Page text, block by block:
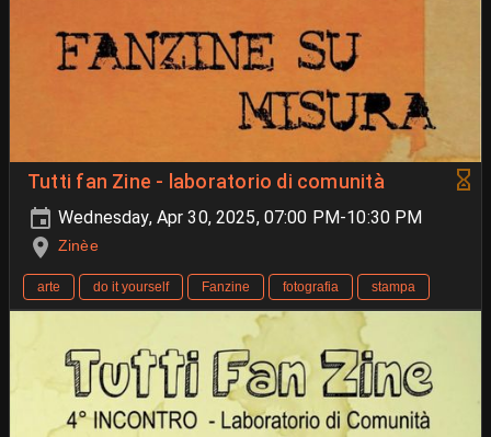
Tutti fan Zine - laboratorio di comunità
Wednesday, Apr 30, 2025, 07:00 PM-10:30 PM
Zinèe
arte do it yourself Fanzine fotografia stampa